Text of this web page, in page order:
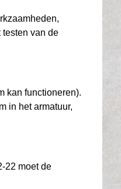
van de
kan functioneren).
in het armatuur,
22 moet de